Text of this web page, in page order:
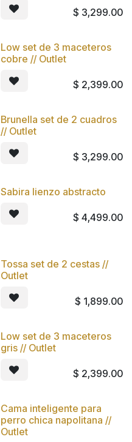
$ 3,299.00
Low set de 3 maceteros
cobre // Outlet
$ 2,399.00
Brunella set de 2 cuadros
// Outlet
$ 3,299.00
Sabira lienzo abstracto
$ 4,499.00
Tossa set de 2 cestas //
Outlet
$ 1,899.00
Low set de 3 maceteros
gris // Outlet
$ 2,399.00
Oferta
Cama inteligente para
perro chica napolitana //
Outlet